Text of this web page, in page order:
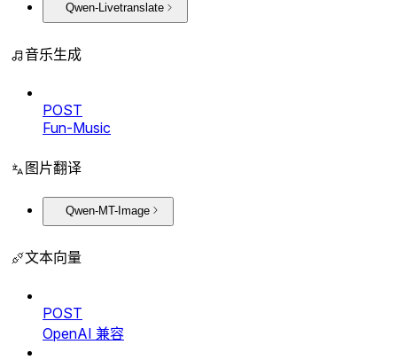
Qwen-Livetranslate
音乐生成
POST
Fun-Music
图片翻译
Qwen-MT-Image
文本向量
POST
OpenAI 兼容